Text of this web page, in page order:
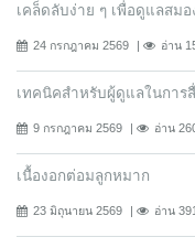
เคล็ดลับง่าย ๆ เพื่อดูแลสม
24 กรกฎาคม 2569 อ่าน
เทคนิคสำหรับผู้ดูแลในการ
9 กรกฎาคม 2569 อ่าน
เนื้องอกต่อมลูกหมาก
23 มิถุนายน 2569 อ่าน